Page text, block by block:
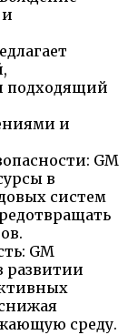
подходящий
и
GM
в
систем
GM
развитии
среду.